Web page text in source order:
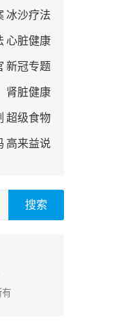
冰沙疗法
心脏健康
新冠专题
肾脏健康
超级食物
高来益说
搜索
有